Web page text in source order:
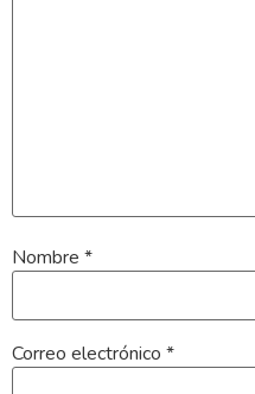
Nombre *
Correo electrónico *